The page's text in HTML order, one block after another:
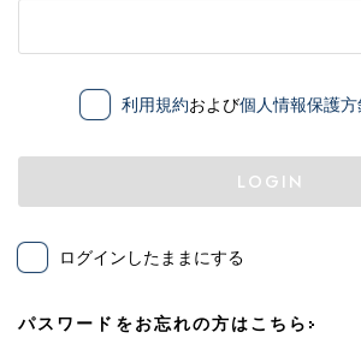
利用規約および個人情報保護方
LOGIN
ログインしたままにする
パスワードをお忘れの方はこちら